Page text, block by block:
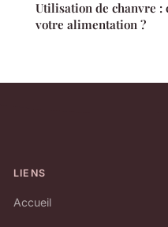
Utilisation de chanvre
votre alimentation ?
LIENS
Accueil